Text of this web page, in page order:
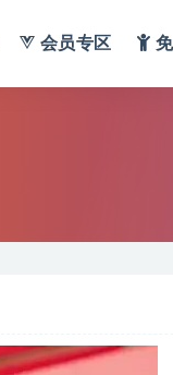
会员专区